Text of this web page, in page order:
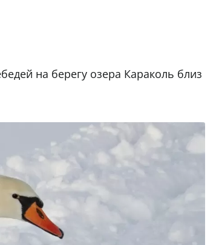
на берегу озера Караколь близ